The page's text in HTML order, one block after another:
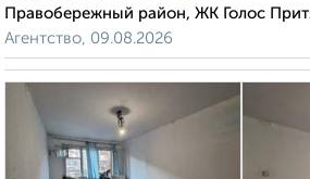
Правобережный район, ЖК Голос
Агентство, 09.08.2026